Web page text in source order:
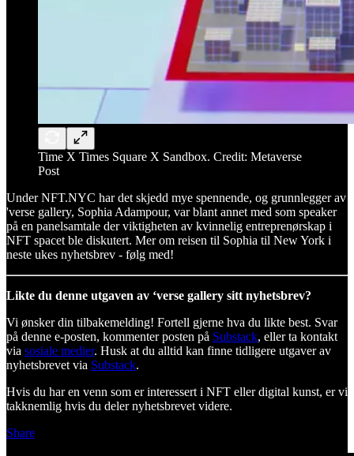
Time X Times Square X Sandbox. Credit: Metaverse
Post
Under NFT.NYC har det skjedd mye spennende, og grunnlegger av
'verse gallery, Sophia Adampour, var blant annet med som speaker
på en panelsamtale der viktigheten av kvinnelig entreprenørskap i
NFT spacet ble diskutert. Mer om reisen til Sophia til New York i
neste ukes nyhetsbrev - følg med!
Likte du denne utgaven av ‘verse gallery sitt nyhetsbrev?
Vi ønsker din tilbakemelding! Fortell gjerne hva du likte best. Svar
på denne e-posten, kommenter posten på Substack, eller ta kontakt
via sosiale medier. Husk at du alltid kan finne tidligere utgaver av
nyhetsbrevet via Substack.
Hvis du har en venn som er interessert i NFT eller digital kunst, er vi
takknemlig hvis du deler nyhetsbrevet videre.
Share